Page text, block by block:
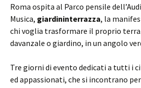
Roma ospita al Parco pensile
Musica, giardininterrazza, la
chi voglia trasformare il proprio
davanzale o giardino, in un angolo
Tre giorni di evento dedicati a tutti i
ed appassionati, che si incontrano